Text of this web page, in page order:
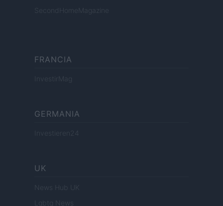
SecondHomeMagazine
FRANCIA
InvestirMag
GERMANIA
Investieren24
UK
News Hub UK
Lgbtq News